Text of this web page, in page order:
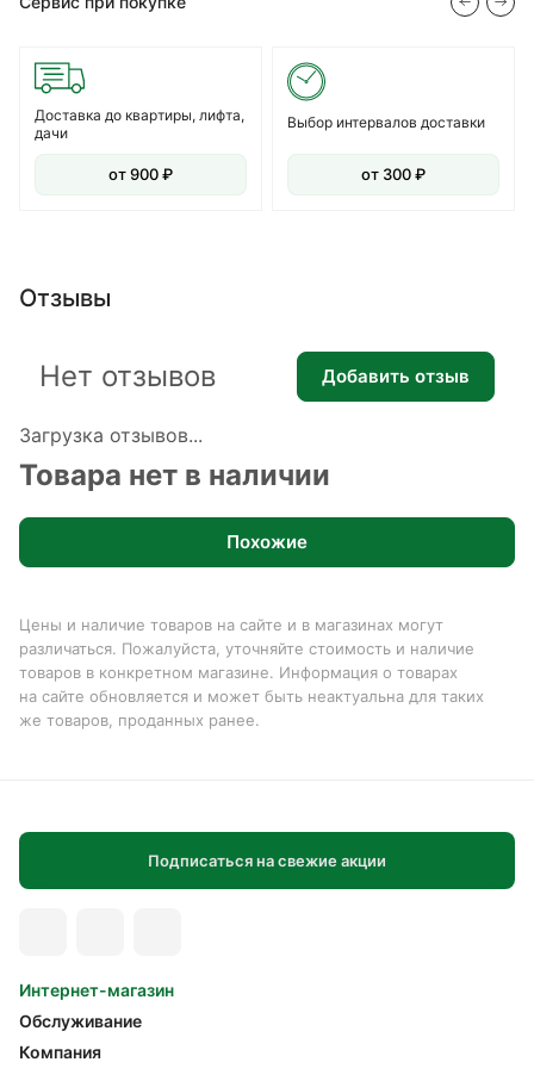
Доставка до квартиры, лифта,
дачи
от 900 ₽
Выбор интервалов доставки
от 300 ₽
Отзывы
Загрузка отзывов...
Нет отзывов Добавить отзыв
Товара нет в наличии
Похожие
Цены и наличие товаров на сайте и в магазинах могут
различаться. Пожалуйста, уточняйте стоимость и наличие
товаров в конкретном магазине. Информация о товарах
на сайте обновляется и может быть неактуальна для таких
же товаров, проданных ранее.
Подписаться на свежие акции
Интернет-магазин
Обслуживание
Компания